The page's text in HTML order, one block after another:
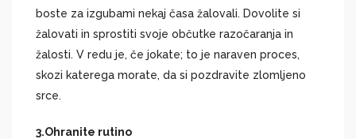
boste za izgubami nekaj časa žalovali. Dovolite si
žalovati in sprostiti svoje občutke razočaranja in
žalosti. V redu je, če jokate; to je naraven proces,
skozi katerega morate, da si pozdravite zlomljeno
srce.
3.Ohranite rutino